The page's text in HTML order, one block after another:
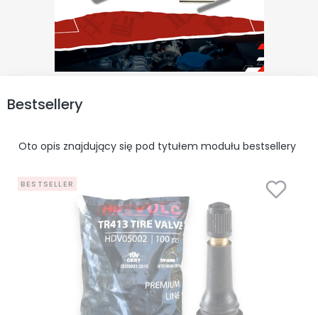
Bestsellery
Oto opis znajdujący się pod tytułem modułu bestsellery
BESTSELLER